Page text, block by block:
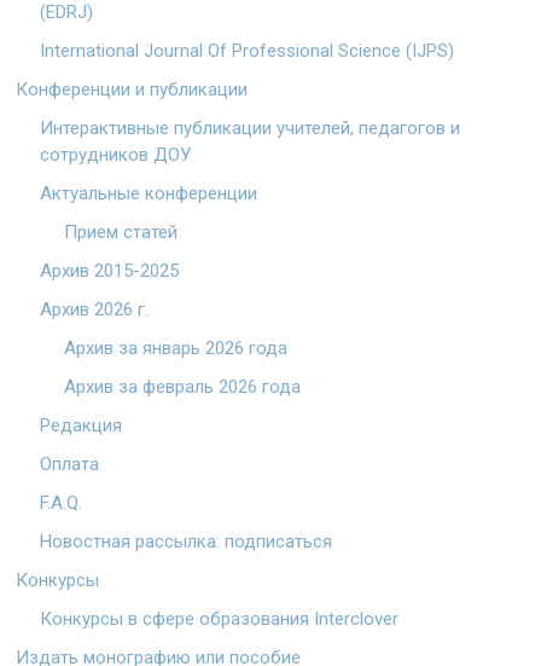
(EDRJ)
International Journal Of Professional Science (IJPS)
Конференции и публикации
Интерактивные публикации учителей, педагогов и
сотрудников ДОУ
Актуальные конференции
Прием статей
Архив 2015-2025
Архив 2026 г.
Архив за январь 2026 года
Архив за февраль 2026 года
Редакция
Оплата
F.A.Q.
Новостная рассылка: подписаться
Конкурсы
Конкурсы в сфере образования Interclover
Издать монографию или пособие